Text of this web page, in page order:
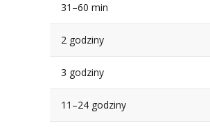
31–60 min
2 godziny
3 godziny
11–24 godziny